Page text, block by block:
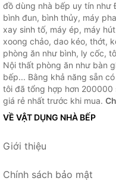
đồ dùng nhà bếp uy tín như
bình đun, bình thủy, máy
xay sinh tố, máy ép, máy
xoong chảo, dao kéo, thớt,
phòng ăn như bình, ly cốc,
Nội thất phòng ăn như bàn
bếp... Bằng khả năng sẵn
tôi đã tổng hợp hơn 200000
giá rẻ nhất trước khi mua.
VỀ VẬT DỤNG NHÀ BẾP
Giới thiệu
Chính sách bảo mật